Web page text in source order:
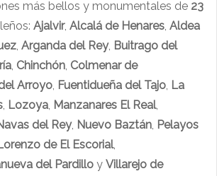
más bellos y monumentales de 23
Ajalvir, Alcalá de Henares Aldea
Arganda del Rey, Buitrago del
Chinchón Colmenar de
Arroyo Fuentidueña del Tajo La
Lozoya Manzanares El Real,
del Rey, Nuevo Baztán Pelayos
de El Escorial,
del Pardillo y Villarejo de